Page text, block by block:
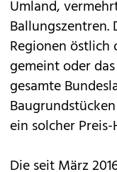
Umland,
Regionen
gemeint oder
gesamte
ein solcher
Die seit März